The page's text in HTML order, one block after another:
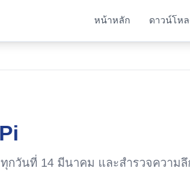
หน้าหลัก ดาวน์โหล
กวันที่ 14 มีนาคม และสำรวจความ